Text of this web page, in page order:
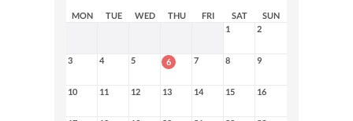
MON TUE WED THU FRI SAT
SUN
1
2
3 4 5 6 7 8 9
10 11 12 13 14 15 16